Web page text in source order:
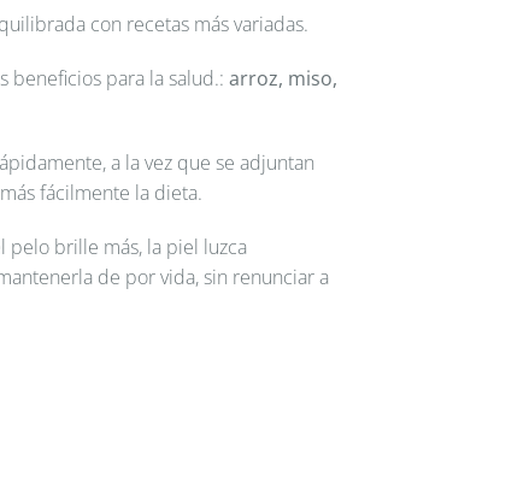
con recetas más variadas.
beneficios para la salud.:arroz, miso,
a la vez que se adjuntan
fácilmente la dieta.
pelo brille más, la piel luzca
de por vida, sin renunciar a